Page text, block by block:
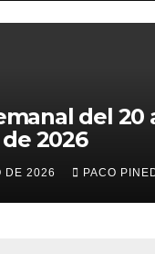
del 20
2026
DE 2026 PACO